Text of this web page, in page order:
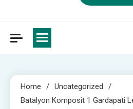
Home
Uncategorized
Batalyon Komposit 1 Gardapati